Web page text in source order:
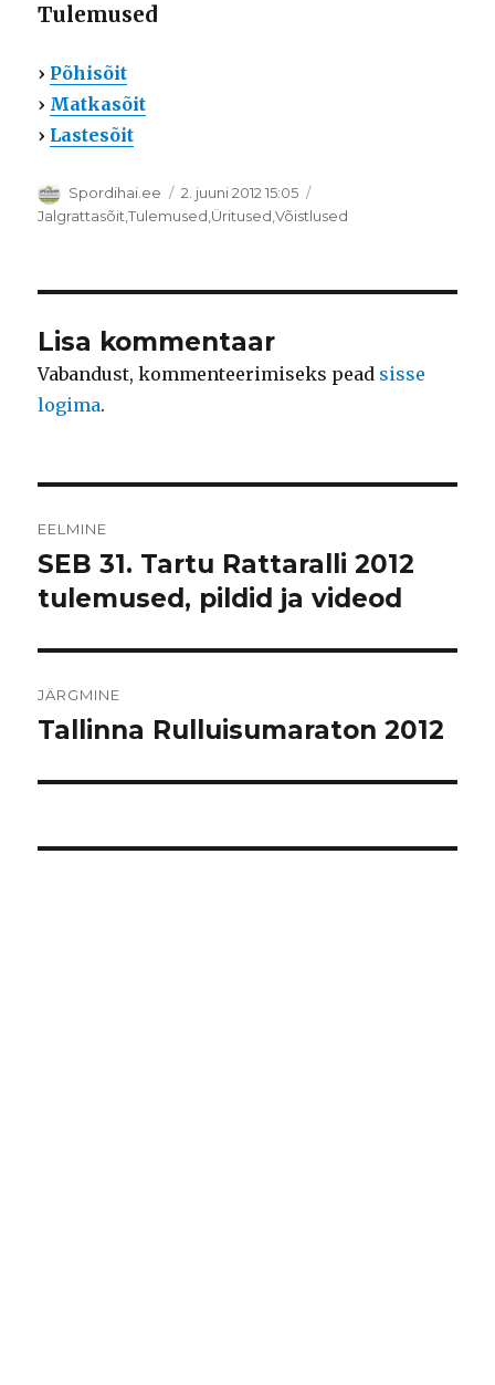
Tulemused
› Põhisõit
› Matkasõit
› Lastesõit
Autor
Spordihai.ee Postitatud
2. juuni 2012 15:05
Rubriigid
Jalgrattasõit,Tulemused,Üritused,Võistlused
Lisa kommentaar
Vabandust, kommenteerimiseks pead sisse
logima.
EELMINE
Eelmine
postitus:
SEB 31. Tartu Rattaralli 2012
tulemused, pildid ja videod
JÄRGMINE
Järgmine
Tallinna Rulluisumaraton 2012